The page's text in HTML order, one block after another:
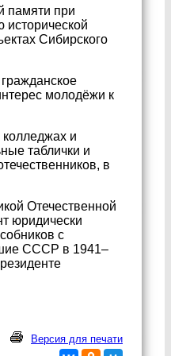
памяти при
Сибирского
молодёжи к
и
таблички и
в
Отечественной
юридически
с
СССР в 1941–
Версия для печати